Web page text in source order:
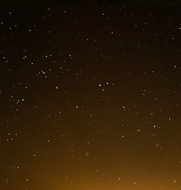
de sex-shops de la rue
la Société générale, prend
brillant mais désargenté ».
500 000 euros dans une
le New Sex Paradise, leur
effectifs de cet Eros
en 2003 à deux
simple témoin), il faut les
modestes euros, est complété
remboursé à la bonne
recettes non déclarées du
l’alerte est encore plus